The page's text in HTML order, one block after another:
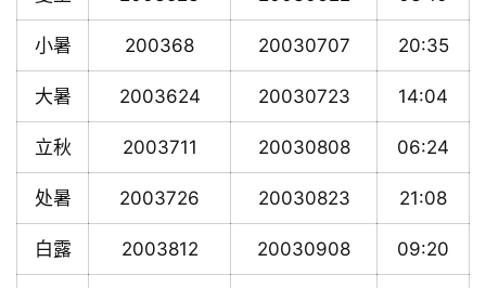
小暑 200368 20030707 20:35
大暑 2003624 20030723 14:04
立秋 2003711 20030808 06:24
处暑 2003726 20030823 21:08
白露 2003812 20030908 09:20